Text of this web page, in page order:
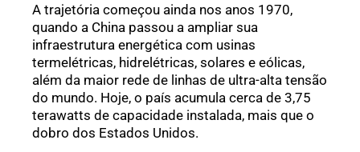
A trajetória começou ainda nos anos 1970,
quando a China passou a ampliar sua
infraestrutura energética com usinas
termelétricas, hidrelétricas, solares e eólicas,
além da maior rede de linhas de ultra-alta tensão
do mundo. Hoje, o país acumula cerca de 3,75
terawatts de capacidade instalada, mais que o
dobro dos Estados Unidos.